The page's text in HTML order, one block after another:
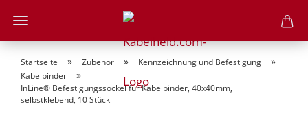
Startseite » Zubehör » Kennzeichnung und Befestigung »
Kabelbinder »
InLine® Befestigungssockel für Kabelbinder, 40x40mm,
selbstklebend, 10 Stück